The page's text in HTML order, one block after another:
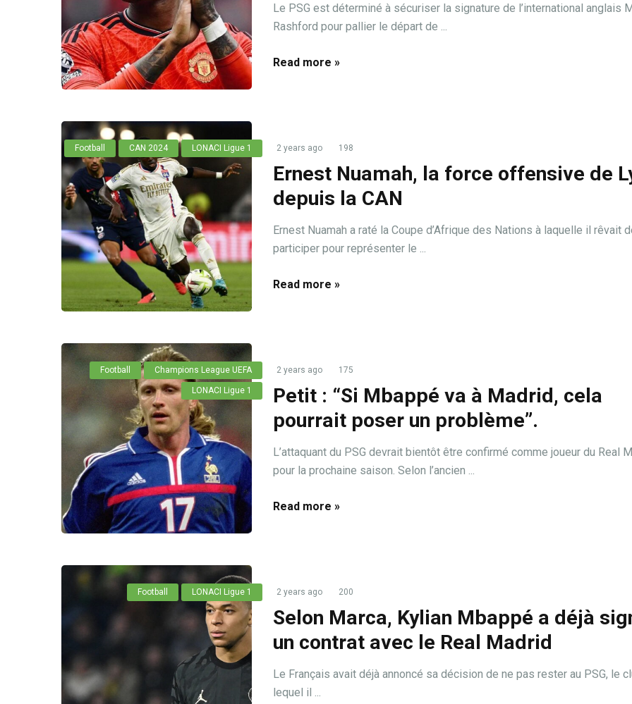
Le PSG est déterminé à sécuriser la signature de l’international anglais
Rashford pour pallier le départ de ...
Read more »
Football CAN 2024 LONACI Ligue 1 2 years ago 198
Ernest Nuamah, la force offensive de
depuis la CAN
Ernest Nuamah a raté la Coupe d’Afrique des Nations à laquelle il rêvait
participer pour représenter le ...
Read more »
Football Champions League UEFA
LONACI Ligue 1
2 years ago 175
Petit : “Si Mbappé va à Madrid, cela
pourrait poser un problème”.
L’attaquant du PSG devrait bientôt être confirmé comme joueur du Real
pour la prochaine saison. Selon l’ancien ...
Read more »
Football LONACI Ligue 1 2 years ago 200
Selon Marca, Kylian Mbappé a déjà
un contrat avec le Real Madrid
Le Français avait déjà annoncé sa décision de ne pas rester au PSG, le
lequel il ...